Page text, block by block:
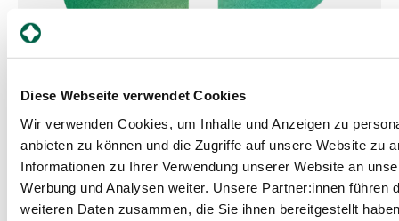
Diese Webseite verwendet Cookies
Wir verwenden Cookies, um Inhalte und Anzeigen zu
anbieten zu können und die Zugriffe auf unsere Website zu
Informationen zu Ihrer Verwendung unserer Website an
Werbung und Analysen weiter. Unsere Partner:innen führen
weiteren Daten zusammen, die Sie ihnen bereitgestellt
erfahren Sie als Erste:r von neuen
Projekten, spannenden
Veranstaltungen und
erwähnenswerten Publikationen